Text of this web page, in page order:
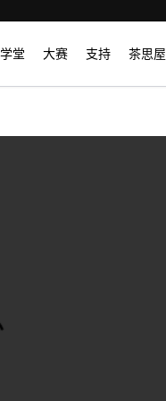
学堂 大赛 支持 茶思屋